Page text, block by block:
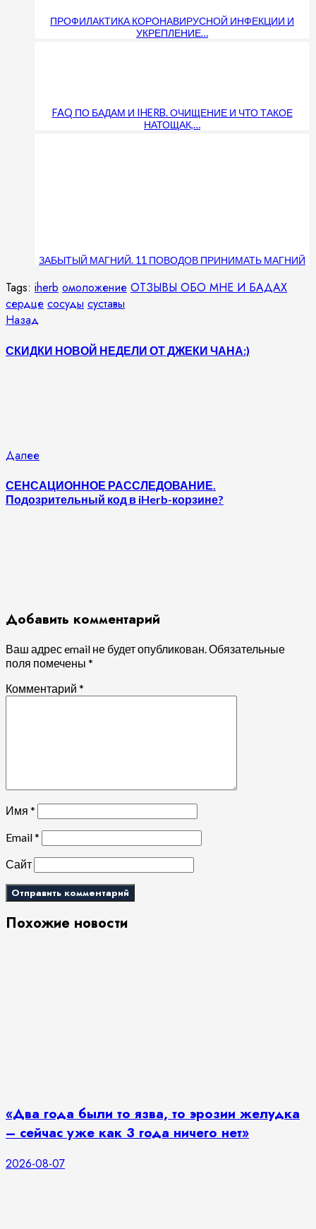
ПРОФИЛАКТИКА КОРОНАВИРУСНОЙ ИНФЕКЦИИ И
УКРЕПЛЕНИЕ…
FAQ ПО БАДАМ И IHERB. ОЧИЩЕНИЕ И ЧТО ТАКОЕ
НАТОЩАК,…
ЗАБЫТЫЙ МАГНИЙ. 11 ПОВОДОВ ПРИНИМАТЬ МАГНИЙ
Tags: iherb омоложение ОТЗЫВЫ ОБО МНЕ И БАДАХ
сердце сосуды суставы
Продолжить
чтение
Назад
СКИДКИ НОВОЙ НЕДЕЛИ ОТ ДЖЕКИ ЧАНА:)
ДалееСледующая
СЕНСАЦИОННОЕ РАССЛЕДОВАНИЕ.
Подозрительный код в iHerb-корзине?
Добавить комментарий
Ваш адрес email не будет опубликован.Обязательные
поля помечены *
Комментарий *
Имя *
Email*
Сайт
Похожие новости
«Два года были то язва, то эрозии желудка
– сейчас уже как 3 года ничего нет»
2026-08-07